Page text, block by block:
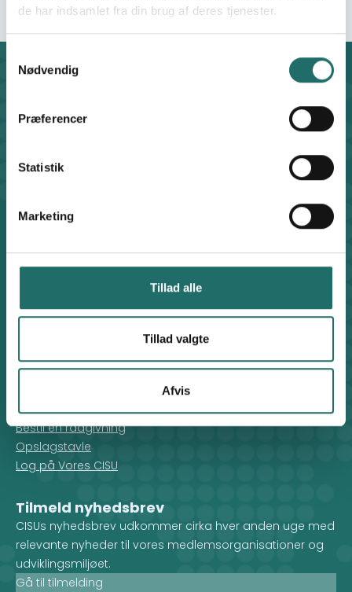
de har indsamlet fra din brug af deres tjenester.
Nødvendig
Præferencer
Statistik
Marketing
Tillad alle
Tillad valgte
Afvis
Kontakt
Klosterport 4x, 8000 Aarhus
cisu@cisu.dk
Find medarbejder
Artikler
Indgiv en klage
Rådgivning
Bestil en rådgivning
Opslagstavle
Log på Vores CISU
Tilmeld nyhedsbrev
CISUs nyhedsbrev udkommer cirka hver anden uge med
relevante nyheder til vores medlemsorganisationer og
udviklingsmiljøet.
Gå til tilmelding